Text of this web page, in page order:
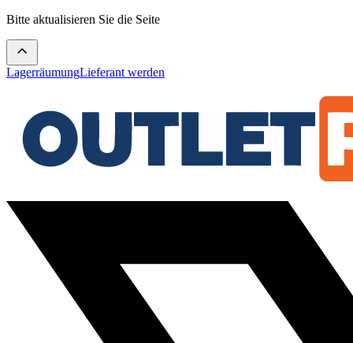
Bitte aktualisieren Sie die Seite
LagerräumungLieferant werden